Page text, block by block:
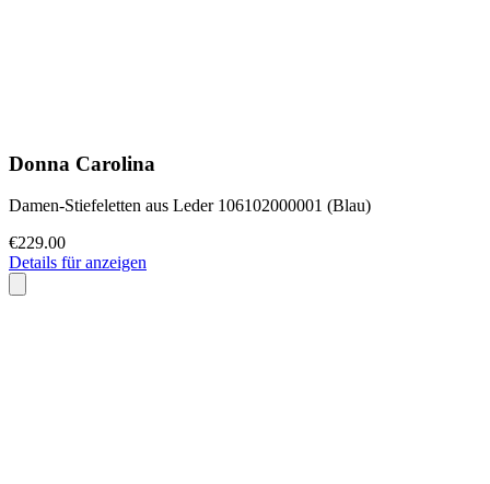
Donna Carolina
Damen-Stiefeletten aus Leder 106102000001 (Blau)
€229.00
Details für anzeigen